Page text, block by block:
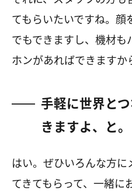
てもらいたいですね。顔
でもできますし、機材
ホンがあればできますか
手軽に世界と
きますよ、と。
はい。ぜひいろんな方
てきてもらって、一緒に